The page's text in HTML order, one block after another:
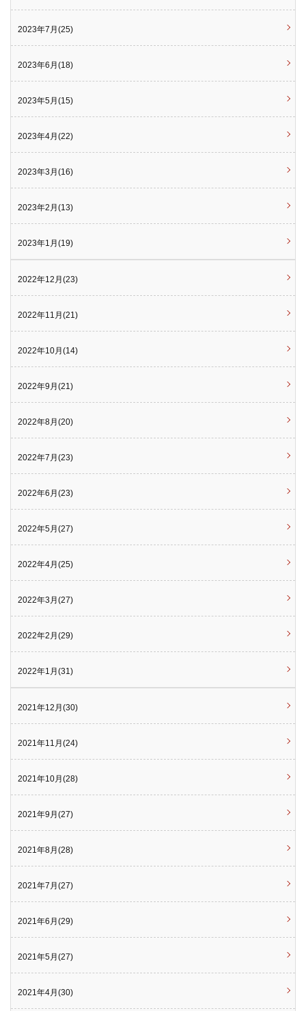
2023年7月(25)
2023年6月(18)
2023年5月(15)
2023年4月(22)
2023年3月(16)
2023年2月(13)
2023年1月(19)
2022年12月(23)
2022年11月(21)
2022年10月(14)
2022年9月(21)
2022年8月(20)
2022年7月(23)
2022年6月(23)
2022年5月(27)
2022年4月(25)
2022年3月(27)
2022年2月(29)
2022年1月(31)
2021年12月(30)
2021年11月(24)
2021年10月(28)
2021年9月(27)
2021年8月(28)
2021年7月(27)
2021年6月(29)
2021年5月(27)
2021年4月(30)